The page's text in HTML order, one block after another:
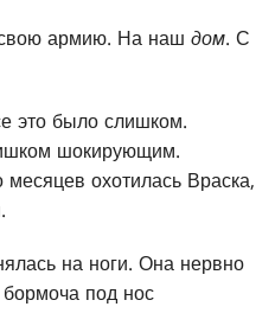
армию. На нашдом. С
это было слишком.
шокирующим.
охотилась Враска,
на ноги. Она нервно
под нос